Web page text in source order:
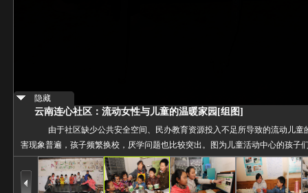
隐藏
云南连心社区：流动女性与儿童的温暖家园[组图]
由于社区缺少公共安全空间、民办教育资源投入不足所导致的流动儿
害现象普遍，孩子频繁换校，厌学问题也比较突出。图为儿童活动中心的孩子